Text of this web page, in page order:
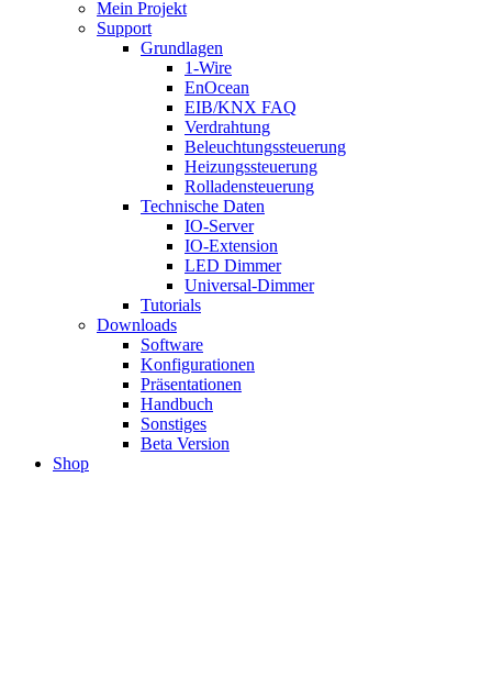
Mein Projekt
Support
Grundlagen
1-Wire
EnOcean
EIB/KNX FAQ
Verdrahtung
Beleuchtungssteuerung
Heizungssteuerung
Rolladensteuerung
Technische Daten
IO-Server
IO-Extension
LED Dimmer
Universal-Dimmer
Tutorials
Downloads
Software
Konfigurationen
Präsentationen
Handbuch
Sonstiges
Beta Version
Shop